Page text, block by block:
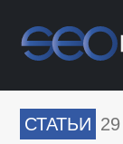
СТАТЬИ